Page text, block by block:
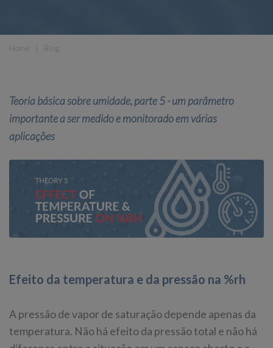
Teoria básica sobre umidade, parte 5 - um parâmetro
importante a ser medido e monitorado em várias
aplicações
Efeito da temperatura e da pressão na %rh
A pressão de vapor de saturação depende apenas da
temperatura. Não há efeito da pressão total e não há